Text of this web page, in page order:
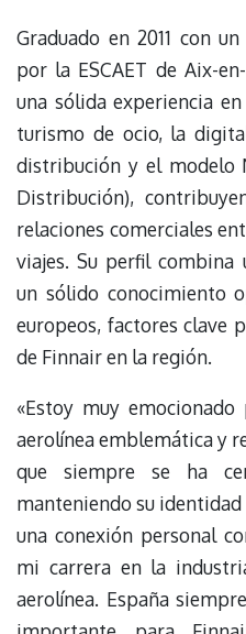
Graduado en 2011 con
por la ESCAET de Aix-
una sólida experiencia
turismo de ocio, la
distribución y el modelo
Distribución),
relaciones comerciales
viajes. Su perfil combina
un sólido conocimiento
europeos, factores clave
de Finnair en la región.
«Estoy muy
aerolínea emblemática y
que siempre se ha
manteniendo su
una conexión personal
mi carrera en la
aerolínea. España